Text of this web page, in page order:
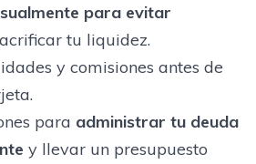
para evitar
tu liquidez.
y comisiones antes de
para administrar tu deuda
y llevar un presupuesto